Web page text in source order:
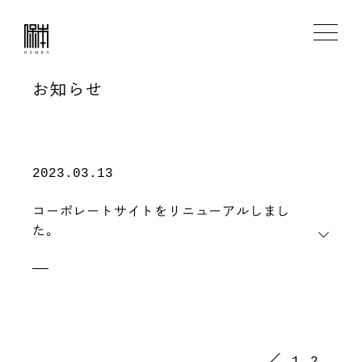
お知らせ
2023.03.13
コーポレートサイトをリニューアルしまし
た。